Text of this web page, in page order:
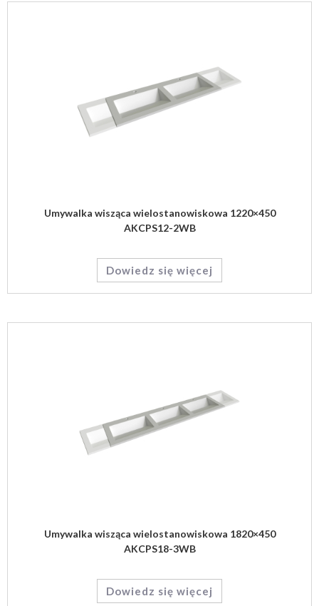
Umywalka wisząca wielostanowiskowa 1220×450
AKCPS12-2WB
Dowiedz się więcej
Umywalka wisząca wielostanowiskowa 1820×450
AKCPS18-3WB
Dowiedz się więcej